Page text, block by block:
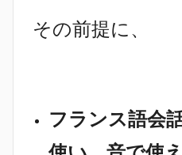
その前提に、
フランス語会